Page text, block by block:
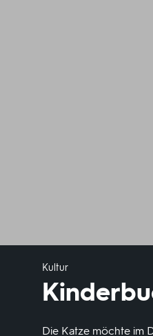
Kultur
Die Katze möchte im